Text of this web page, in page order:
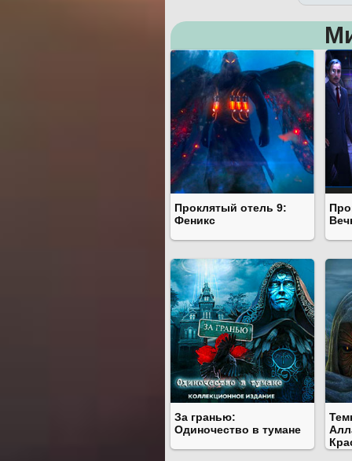
Проклятый отель 9:
Феникс
За гранью:
Одиночество в тумане